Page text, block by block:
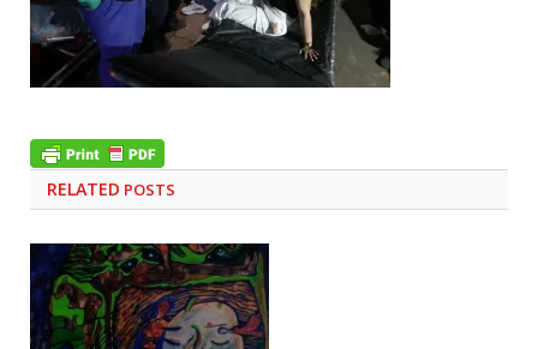
RELATED POSTS